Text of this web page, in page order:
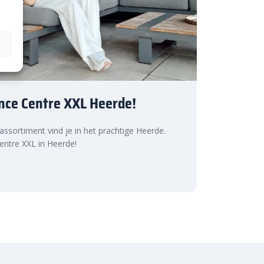
Centre XXL Heerde!
vind je in het prachtige Heerde.
XXL in Heerde!